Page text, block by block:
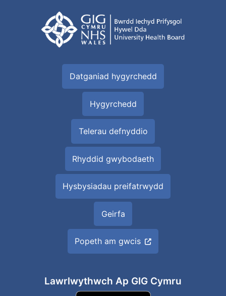
Datganiad hygyrchedd
Hygyrchedd
Telerau defnyddio
Rhyddid gwybodaeth
Hysbysiadau preifatrwydd
Geirfa
Popeth am gwcis
Lawrlwythwch Ap GIG Cymru